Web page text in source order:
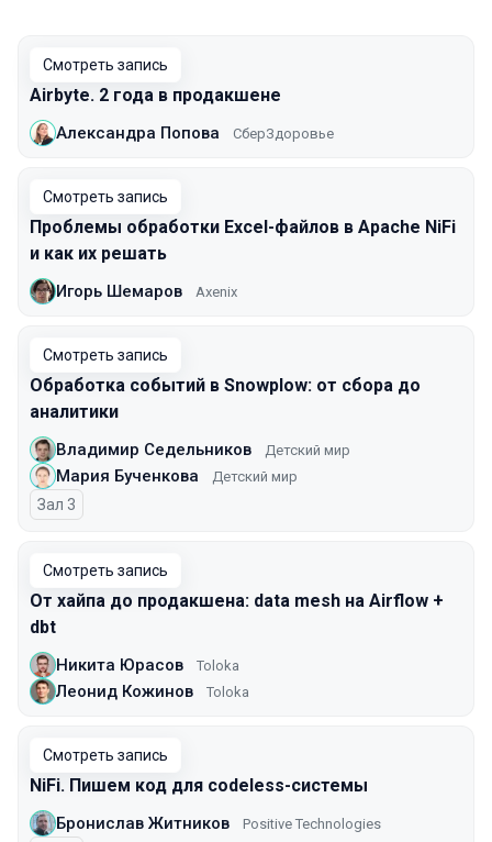
Смотреть запись
Airbyte. 2 года в продакшене
Александра Попова СберЗдоровье
Смотреть запись
Проблемы обработки Excel-файлов в Apache NiFi
и как их решать
Игорь Шемаров Axenix
Смотреть запись
Обработка событий в Snowplow: от сбора до
аналитики
Владимир Седельников Детский мир
Мария Бученкова Детский мир
Зал 3
Смотреть запись
От хайпа до продакшена: data mesh на Airflow +
dbt
Никита Юрасов Toloka
Леонид Кожинов Toloka
Смотреть запись
NiFi. Пишем код для codeless-системы
Бронислав Житников Positive Technologies